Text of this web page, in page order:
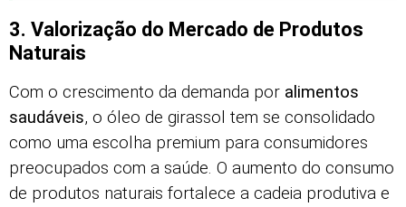
3. Valorização do Mercado de Produtos
Naturais
Com o crescimento da demanda por alimentos
saudáveis, o óleo de girassol tem se consolidado
como uma escolha premium para consumidores
preocupados com a saúde. O aumento do consumo
de produtos naturais fortalece a cadeia produtiva e